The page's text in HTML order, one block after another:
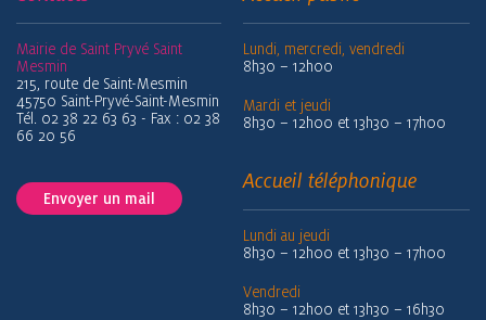
Mairie de Saint Pryvé Saint
Mesmin
215, route de Saint-Mesmin
45750 Saint-Pryvé-Saint-Mesmin
Tél. 02 38 22 63 63 - Fax : 02 38
66 20 56
Envoyer un mail
Lundi, mercredi, vendredi
8h30 – 12h00
Mardi et jeudi
8h30 – 12h00 et 13h30 – 17h00
Accueil téléphonique
Lundi au jeudi
8h30 – 12h00 et 13h30 – 17h00
Vendredi
8h30 – 12h00 et 13h30 – 16h30